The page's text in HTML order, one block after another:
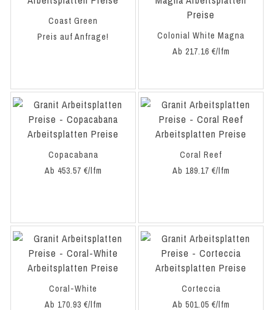
Coast Green
Preis auf Anfrage!
Colonial White Magna
Ab 217.16 €/lfm
Copacabana
Ab 453.57 €/lfm
Coral Reef
Ab 189.17 €/lfm
Coral-White
Ab 170.93 €/lfm
Corteccia
Ab 501.05 €/lfm